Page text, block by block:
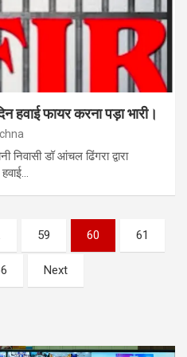
हवाई फायर करना पड़ा भारी।
डॉ आंचल ढिंगरा द्वारा
59 60 61
Next